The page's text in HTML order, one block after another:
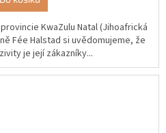
KwaZulu Natal (Jihoafrická
Fée Halstad si uvědomujeme, že
je její zákazníky...